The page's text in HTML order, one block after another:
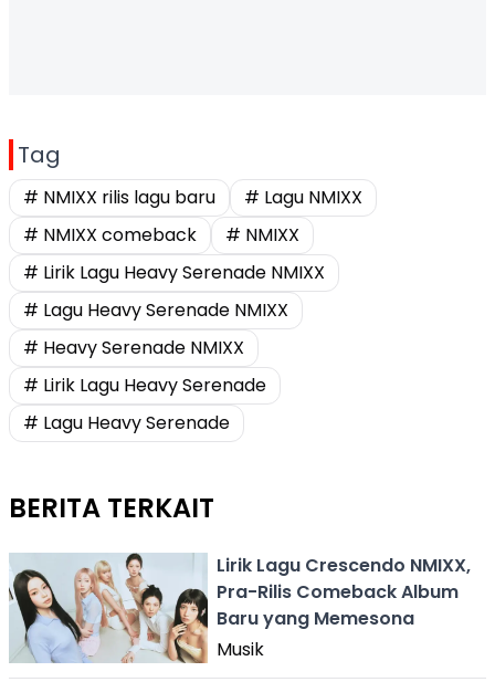
Tag
# NMIXX rilis lagu baru
# Lagu NMIXX
# NMIXX comeback
# NMIXX
# Lirik Lagu Heavy Serenade NMIXX
# Lagu Heavy Serenade NMIXX
# Heavy Serenade NMIXX
# Lirik Lagu Heavy Serenade
# Lagu Heavy Serenade
BERITA TERKAIT
Lirik Lagu Crescendo NMIXX,
Pra-Rilis Comeback Album
Baru yang Memesona
Musik